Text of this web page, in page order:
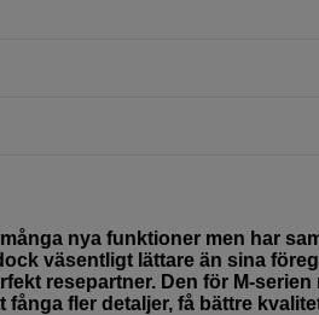
nya funktioner men har
väsentligt lättare än sina
resepartner. Den för M-
fler detaljer, få bättre